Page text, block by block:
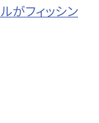
がフィッシン